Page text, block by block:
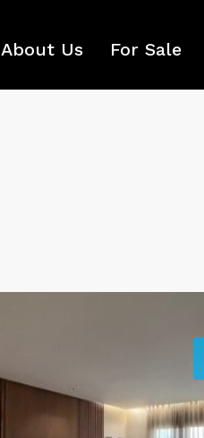
About Us For Sale